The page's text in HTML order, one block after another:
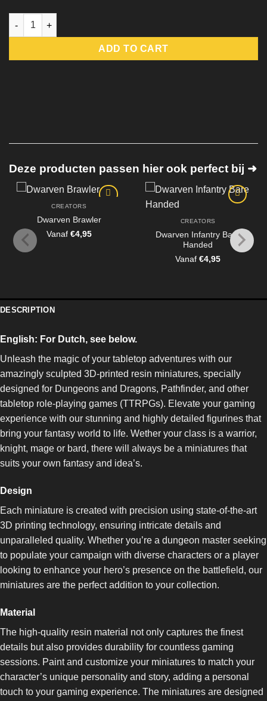
Uxas Vergos - The Awakened Monk - DM-Stash quantity
ADD TO CART
Deze producten passen hier ook perfect bij ➜
CREATORS
Dwarven Brawler
Vanaf €4,95
CREATORS
Dwarven Infantry Bare
Handed
Vanaf€4,95
DESCRIPTION
English: For Dutch, see below.
Unleash the magic of your tabletop adventures with our
amazingly sculpted 3D-printed resin miniatures, specially
designed for Dungeons and Dragons, Pathfinder, and other
tabletop role-playing games (TTRPGs). Elevate your gaming
experience with our stunning and highly detailed figurines that
bring your fantasy world to life. Wether your class is a warrior,
knight, mage or bard, there will always be a miniatures that
suits your own fantasy and idea’s.
Design
Each miniature is created with precision using state-of-the-art
3D printing technology, ensuring intricate details and
unparalleled quality. Whether you’re a dungeon master seeking
to populate your campaign with diverse characters or a player
looking to enhance your hero’s presence on the battlefield, our
miniatures are the perfect addition to your collection.
Material
The high-quality resin material not only captures the finest
details but also provides durability for countless gaming
sessions. Paint and customize your miniatures to match your
character’s unique personality and story, adding a personal
touch to your gaming experience. The miniatures are designed